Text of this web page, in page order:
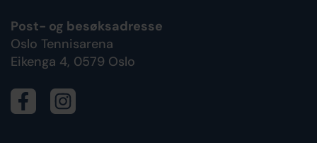
Post- og besøksadresse
Oslo Tennisarena
Eikenga 4, 0579 Oslo